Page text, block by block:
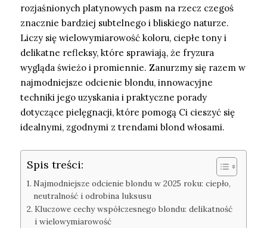
rozjaśnionych platynowych pasm na rzecz czegoś
znacznie bardziej subtelnego i bliskiego naturze.
Liczy się wielowymiarowość koloru, ciepłe tony i
delikatne refleksy, które sprawiają, że fryzura
wygląda świeżo i promiennie. Zanurzmy się razem w
najmodniejsze odcienie blondu, innowacyjne
techniki jego uzyskania i praktyczne porady
dotyczące pielęgnacji, które pomogą Ci cieszyć się
idealnymi, zgodnymi z trendami blond włosami.
Spis treści:
Najmodniejsze odcienie blondu w 2025 roku: ciepło,
neutralność i odrobina luksusu
Kluczowe cechy współczesnego blondu: delikatność
i wielowymiarowość